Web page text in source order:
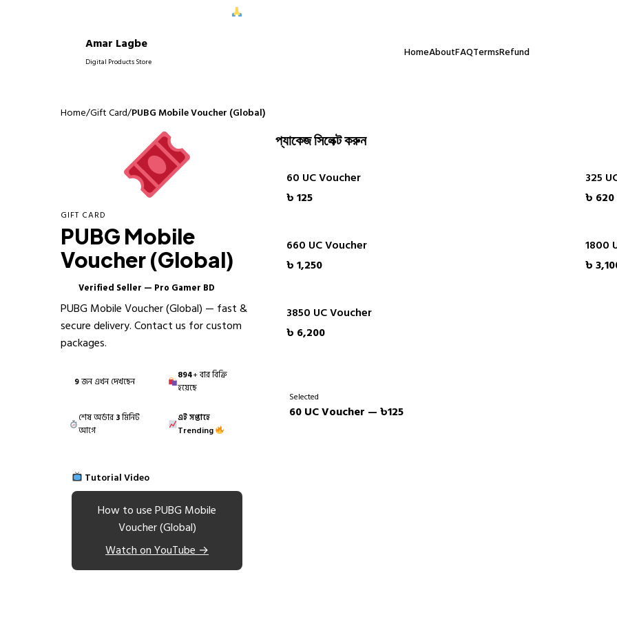
আপনাদের বিশ্বাসই আমাদের সবচেয়ে বড় অর্জন। অর্ডার করতে কোনো ঝামেলা হলে সরাসরি
Amar Lagbe
Digital Products Store
HomeAboutFAQTermsRefund
Home/Gift Card/PUBG Mobile Voucher (Global)
GIFT CARD
PUBG Mobile
Voucher (Global)
Verified Seller — Pro Gamer BD
PUBG Mobile Voucher (Global) — fast &
secure delivery. Contact us for custom
packages.
11জন এখন দেখছেন 894+ বার বিক্রি
হয়েছে
শেষ অর্ডার3মিনিট
আগে
এই সপ্তাহে
Trending
Tutorial Video
How to use PUBG Mobile
Voucher (Global)
Watch on YouTube →
প্যাকেজ সিলেক্ট করুন
60 UC Voucher
৳ 125
325
৳ 620
660 UC Voucher
৳ 1,250
1800
৳
3850 UC Voucher
৳ 6,200
Selected
60 UC Voucher — ৳125